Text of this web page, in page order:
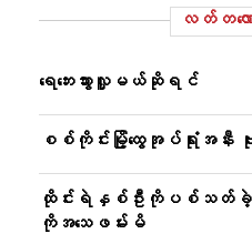
လတ်တ‌လော
ရေဘေးသွားလှူမယ်ဆိုရင်
စစ်ကိုင်းမြို့ထွေအုပ်ရုံးအနီး ဗုံ
ထိုင်းရဲနှစ်ဦးကိုပစ်သတ်
ကိုအသေဖမ်းမိ